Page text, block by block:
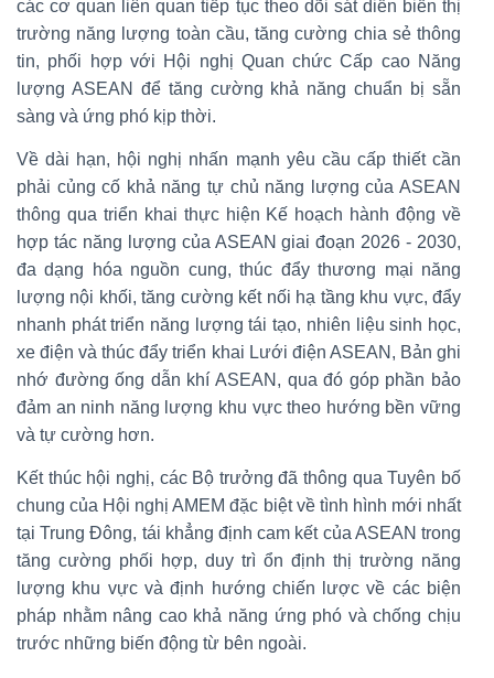
các cơ quan liên quan tiếp tục theo dõi sát diễn biến thị
trường năng lượng toàn cầu, tăng cường chia sẻ thông
tin, phối hợp với Hội nghị Quan chức Cấp cao Năng
lượng ASEAN để tăng cường khả năng chuẩn bị sẵn
sàng và ứng phó kịp thời.
Về dài hạn, hội nghị nhấn mạnh yêu cầu cấp thiết cần
phải củng cố khả năng tự chủ năng lượng của ASEAN
thông qua triển khai thực hiện Kế hoạch hành động về
hợp tác năng lượng của ASEAN giai đoạn 2026 - 2030,
đa dạng hóa nguồn cung, thúc đẩy thương mại năng
lượng nội khối, tăng cường kết nối hạ tầng khu vực, đẩy
nhanh phát triển năng lượng tái tạo, nhiên liệu sinh học,
xe điện và thúc đẩy triển khai Lưới điện ASEAN, Bản ghi
nhớ đường ống dẫn khí ASEAN, qua đó góp phần bảo
đảm an ninh năng lượng khu vực theo hướng bền vững
và tự cường hơn.
Kết thúc hội nghị, các Bộ trưởng đã thông qua Tuyên bố
chung của Hội nghị AMEM đặc biệt về tình hình mới nhất
tại Trung Đông, tái khẳng định cam kết của ASEAN trong
tăng cường phối hợp, duy trì ổn định thị trường năng
lượng khu vực và định hướng chiến lược về các biện
pháp nhằm nâng cao khả năng ứng phó và chống chịu
trước những biến động từ bên ngoài.